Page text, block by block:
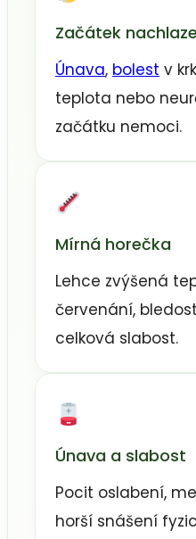
Začátek
Únava, bolest v
teplota nebo
začátku nemoci.
Mírná horečka
Lehce zvýšená
červenání,
celková slabost.
Únava a slabost
Pocit oslabení,
horší snášení